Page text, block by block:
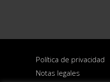
Política de privacidad
Notas legales